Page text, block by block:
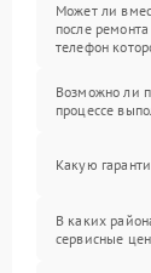
Может ли
после
телефон
Возможно ли
процессе
Какую
В каких
сервисные